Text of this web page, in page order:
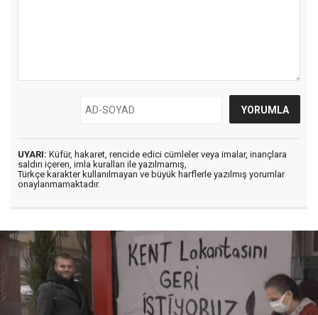
UYARI: Küfür, hakaret, rencide edici cümleler veya imalar, inançlara
saldırı içeren, imla kuralları ile yazılmamış,
Türkçe karakter kullanılmayan ve büyük harflerle yazılmış yorumlar
onaylanmamaktadır.